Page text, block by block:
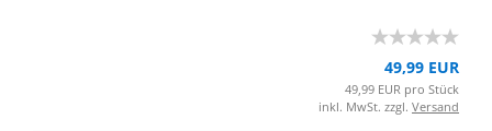
49,99 EUR
49,99 EUR pro Stück
inkl. MwSt. zzgl. Versand